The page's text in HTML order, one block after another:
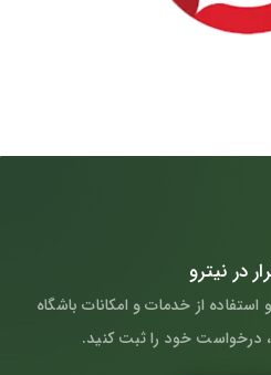
در نیترو
استفاده از خدمات و امکانات باشگاه
درخواست خود را ثبت کنید.